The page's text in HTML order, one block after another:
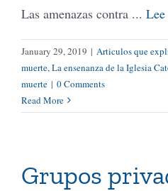
Las amenazas contra ...
January 29, 2019 | Articulos que
muerte, La ensenanza de la Iglesia
muerte | 0 Comments
Read More
Grupos